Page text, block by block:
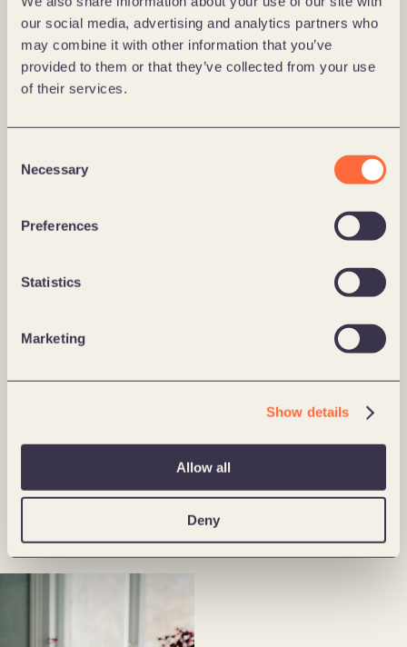
our social media, advertising and analytics partners who
may combine it with other information that you’ve
provided to them or that they’ve collected from your use
of their services.
Selection
Necessary
Preferences
Statistics
Marketing
Show details
Allow all
Deny
0%
spadek współczynnika odrzuceń
0%